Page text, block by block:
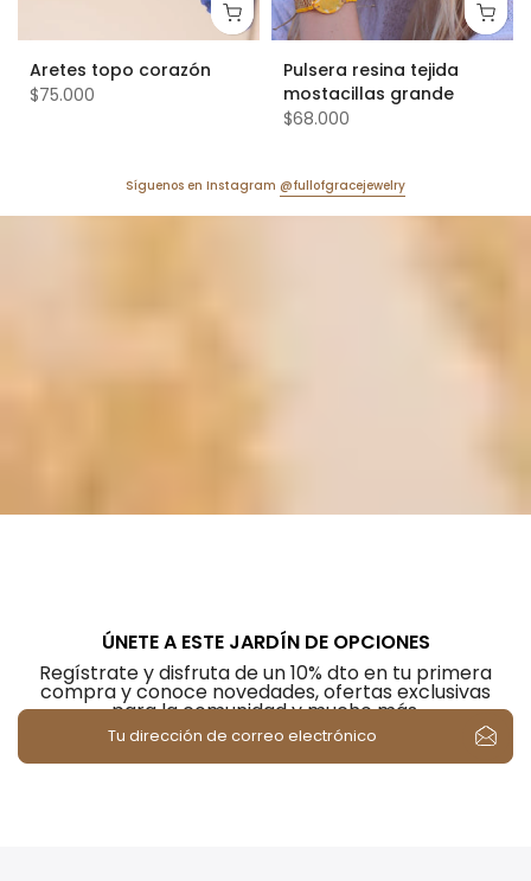
Aretes topo corazón
$75.000
Pulsera resina tejida
mostacillas grande
$68.000
Síguenos en Instagram @fullofgracejewelry
ÚNETE A ESTE JARDÍN DE OPCIONES
Regístrate y disfruta de un 10% dto en tu primera
compra y conoce novedades, ofertas exclusivas
para la comunidad y mucho más.